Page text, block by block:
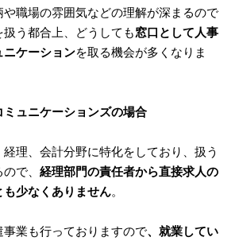
や職場の雰囲気などの理解が深まるので
う都合上、どうしても窓口として人事
ニケーションを取る機会が多くなりま
ュニケーションズの場合
理、会計分野に特化をしており、扱う
で、 経理部門の責任者から直接求人の
少なくありません。
業も行っておりますので、就業してい